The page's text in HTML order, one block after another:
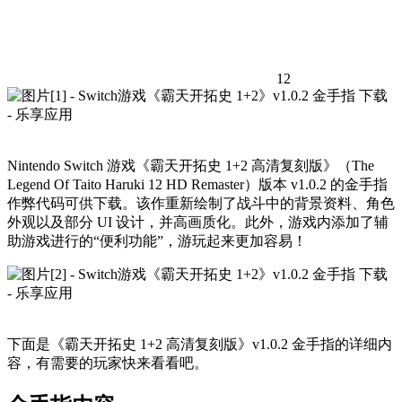
12
Nintendo Switch 游戏《霸天开拓史 1+2 高清复刻版》（The
Legend Of Taito Haruki 12 HD Remaster）版本 v1.0.2 的金手指
作弊代码可供下载。该作重新绘制了战斗中的背景资料、角色
外观以及部分 UI 设计，并高画质化。此外，游戏内添加了辅
助游戏进行的“便利功能”，游玩起来更加容易！
下面是《霸天开拓史 1+2 高清复刻版》v1.0.2 金手指的详细内
容，有需要的玩家快来看看吧。